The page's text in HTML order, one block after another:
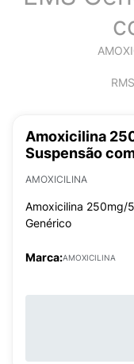
Amoxicilina
Suspensão
AMOXICILINA
Amoxicilina 250mg/
Genérico
Marca:AMOXICILINA